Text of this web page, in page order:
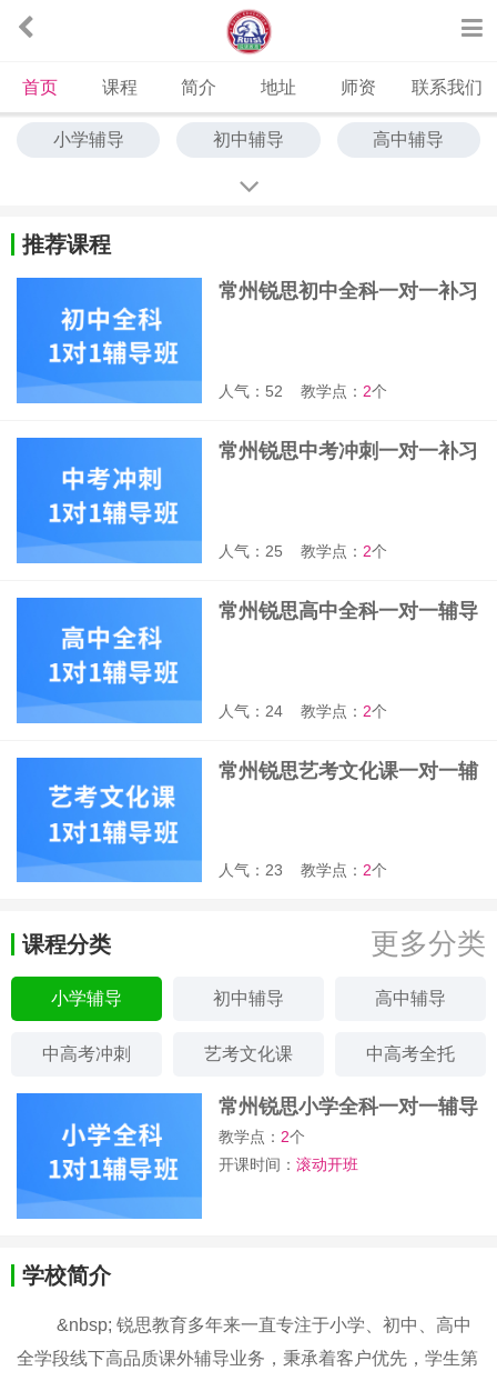
首页 课程 简介 地址 师资 联系我们
小学辅导 初中辅导 高中辅导
艺考文化课
单词速记
推荐课程
常州锐思初中全科一对一补习
人气：52 教学点： 2个
常州锐思中考冲刺一对一补习
人气：25 教学点： 2个
常州锐思高中全科一对一辅导
人气：24 教学点： 2个
常州锐思艺考文化课一对一辅
人气：23 教学点：2个
课程分类 更多分类
小学辅导 初中辅导 高中辅导
中高考冲刺 艺考文化课 中高考全托
常州锐思小学全科一对一辅导
班
教学点：2个
开课时间：滚动开班
学校简介
&nbsp; 锐思教育多年来一直专注于小学、初中、高中
全学段线下高品质课外辅导业务​，​秉承着客户优先，学生第